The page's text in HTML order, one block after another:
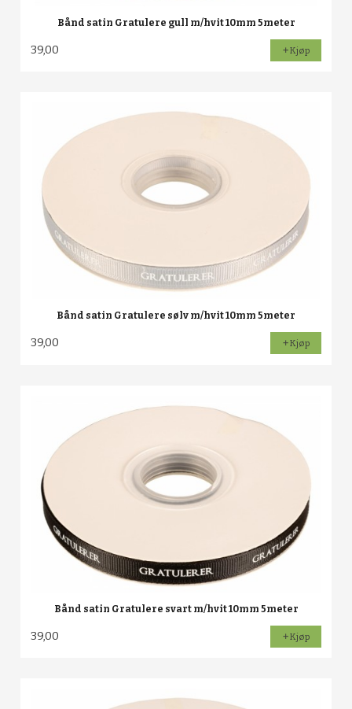
Bånd satin Gratulere gull m/hvit 10mm 5meter
39,00 Kjøp
Bånd satin Gratulere sølv m/hvit 10mm 5meter
39,00 Kjøp
Bånd satin Gratulere svart m/hvit 10mm 5meter
39,00 Kjøp